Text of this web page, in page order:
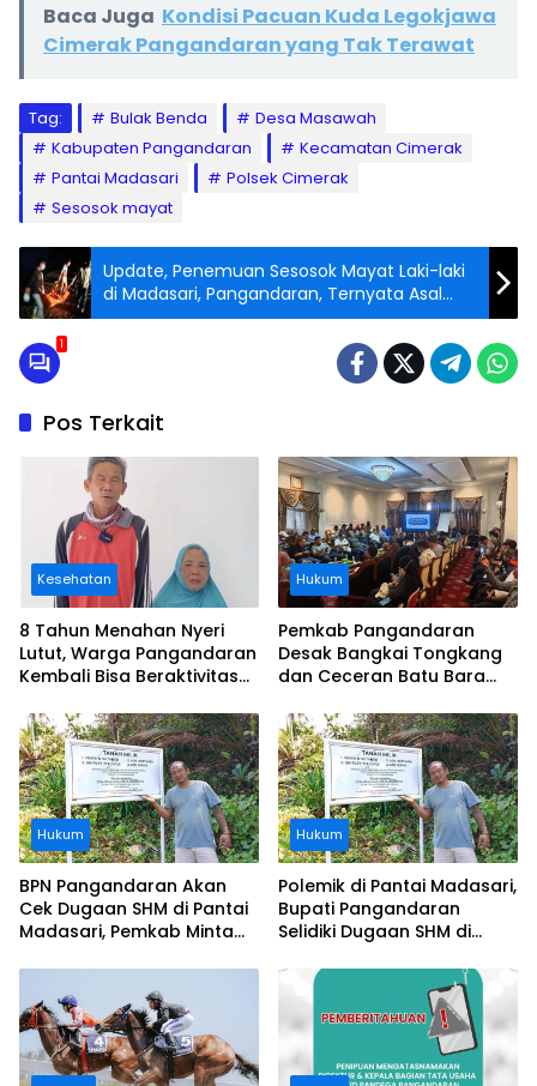
Baca Juga Kondisi Pacuan Kuda Legokjawa
Cimerak Pangandaran yang Tak Terawat
Tag: Bulak Benda
Desa Masawah
Kabupaten Pangandaran
Kecamatan Cimerak
Pantai Madasari
Polsek Cimerak
Sesosok mayat
Update, Penemuan Sesosok Mayat Laki-laki
di Madasari, Pangandaran, Ternyata Asal
Tasikmalaya
1
Pos Terkait
Kesehatan
8 Tahun Menahan Nyeri
Lutut, Warga Pangandaran
Kembali Bisa Beraktivitas
Ditanggung BPJS
Hukum
Pemkab Pangandaran
Desak Bangkai Tongkang
dan Ceceran Batu Bara
Buruknya Koordinasi
Perusahaan
Hukum
BPN Pangandaran Akan
Cek Dugaan SHM di Pantai
Madasari, Pemkab Minta
Hukum
Polemik di Pantai Madasari,
Bupati Pangandaran
Selidiki Dugaan SHM di
Pantai